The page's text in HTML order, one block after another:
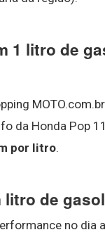
1 litro de
da Honda Pop
por litro.
litro de
no dia